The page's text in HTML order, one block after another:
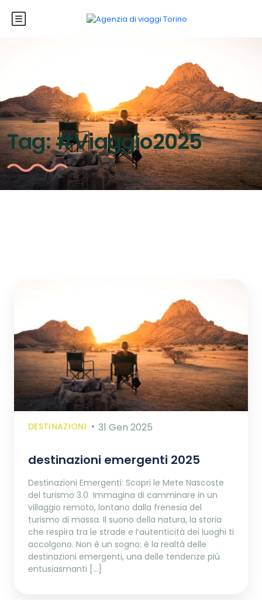
Tag:#Viaggio2025
DESTINAZIONI 31 Gen 2025
destinazioni emergenti 2025
Destinazioni Emergenti: Scopri le Mete Nascoste
del turismo 3.0 Immagina di camminare in un
villaggio remoto, lontano dalla frenesia del
turismo di massa. Il suono della natura, la storia
che respira tra le strade e l’autenticità dei luoghi ti
accolgono. Non è un sogno: è la realtà delle
destinazioni emergenti, una delle tendenze più
entusiasmanti […]